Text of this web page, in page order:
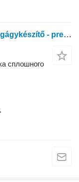
Agro-Tom Agro-Tom SPT RS 3.0 magágykészítő - precíziós pneumatikus vetőgé
сплошного